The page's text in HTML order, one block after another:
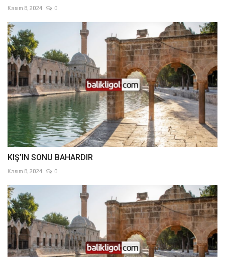
Kasım 8, 2024 0
KIŞ’IN SONU BAHARDIR
Kasım 8, 2024 0